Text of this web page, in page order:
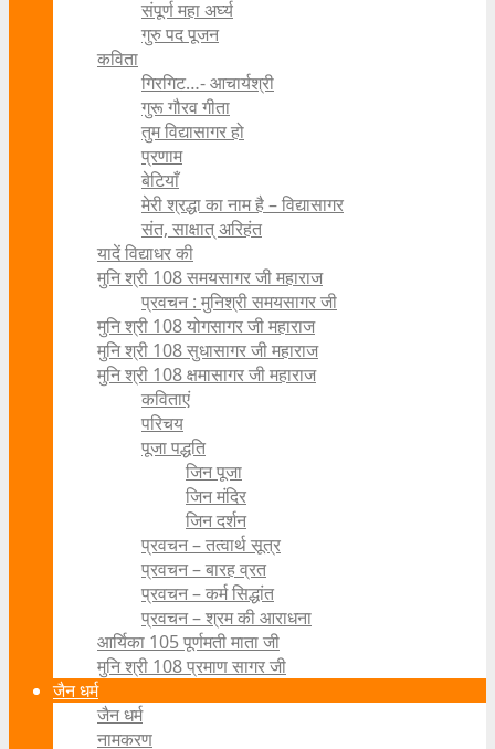
संपूर्ण महा अर्घ्य
गुरु पद पूजन
कविता
गिरगिट…- आचार्यश्री
गुरू गौरव गीता
तुम विद्यासागर हो
प्रणाम
बेटियाँ
मेरी श्रद्धा का नाम है – विद्यासागर
संत, साक्षात् अरिहंत
यादें विद्याधर की
मुनि श्री 108 समयसागर जी महाराज
प्रवचन : मुनिश्री समयसागर जी
मुनि श्री 108 योगसागर जी महाराज
मुनि श्री 108 सुधासागर जी महाराज
मुनि श्री 108 क्षमासागर जी महाराज
कविताएं
परिचय
पूजा पद्धति
जिन पूजा
जिन मंदिर
जिन दर्शन
प्रवचन – तत्वार्थ सूत्र
प्रवचन – बारह व्रत
प्रवचन – कर्म सिद्धांत
प्रवचन – श्रम की आराधना
आर्यिका 105 पूर्णमती माता जी
मुनि श्री 108 प्रमाण सागर जी
जैन धर्म
जैन धर्म
नामकरण